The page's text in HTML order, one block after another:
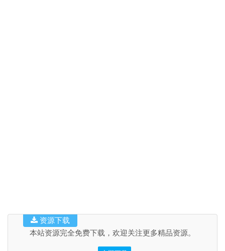
本站资源完全免费下载，欢迎关注更多精品资源。
资源下载